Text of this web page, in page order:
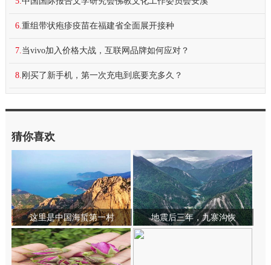
6.重组带状疱疹疫苗在福建省全面展开接种
7.当vivo加入价格大战，互联网品牌如何应对？
8. 刚买了新手机，第一次充电到底要充多久？
猜你喜欢
这里是中国海蜇第一村 地震后三年，九寨沟恢